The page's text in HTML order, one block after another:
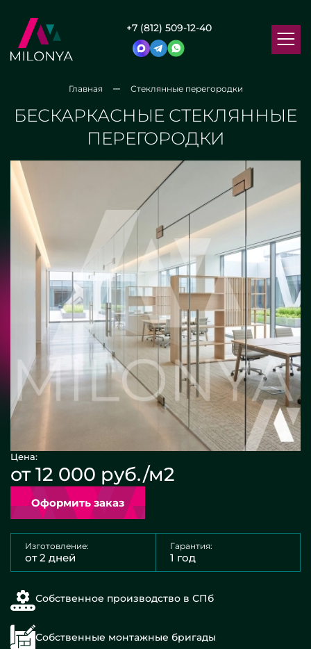
+7 (812) 509-12-40
Главная Стеклянные перегородки
БЕСКАРКАСНЫЕ СТЕКЛЯННЫЕ
ПЕРЕГОРОДКИ
Цена:
от 12 000 руб./м2
Оформить заказ
Изготовление:
от 2 дней
Гарантия:
1 год
Собственное производство в СПб
Собственные монтажные бригады